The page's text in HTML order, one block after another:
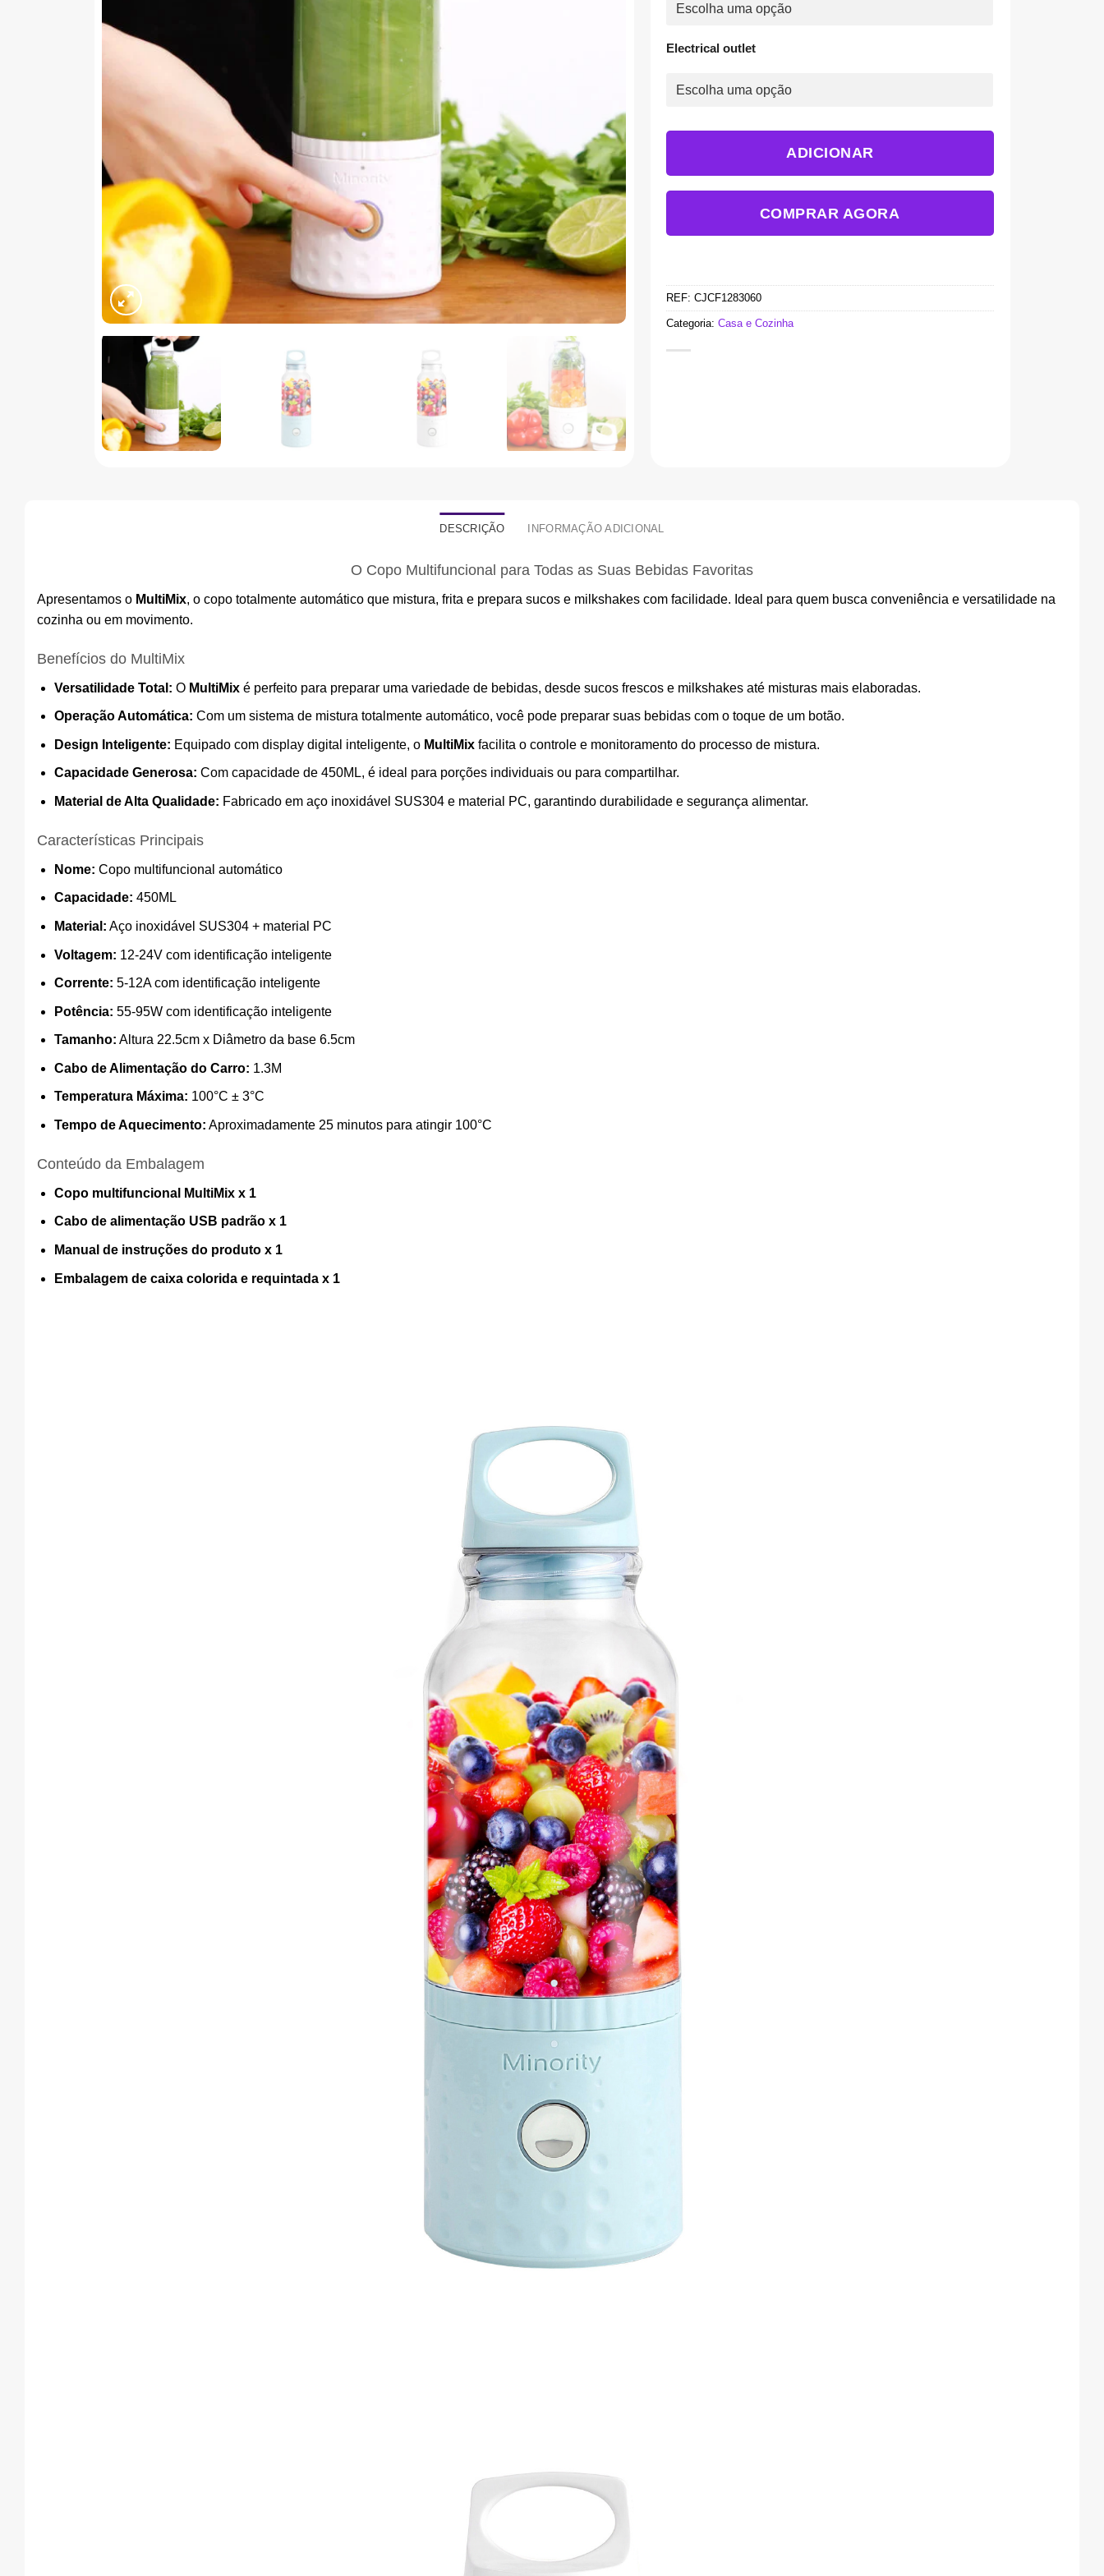
Electrical outlet
ADICIONAR
COMPRAR AGORA
REF:CJCF1283060
Categoria:Casa e Cozinha
DESCRIÇÃO INFORMAÇÃO ADICIONAL
O Copo Multifuncional para Todas as Suas Bebidas Favoritas
Apresentamos o MultiMix, o copo totalmente automático que mistura, frita e prepara sucos e milkshakes com facilidade. Ideal para quem busca conveniência e versatilidade na
cozinha ou em movimento.
Benefícios do MultiMix
Versatilidade Total: O MultiMixé perfeito para preparar uma variedade de bebidas, desde sucos frescos e milkshakes até misturas mais elaboradas.
Operação Automática: Com um sistema de mistura totalmente automático, você pode preparar suas bebidas com o toque de um botão.
Design Inteligente: Equipado com display digital inteligente, o MultiMixfacilita o controle e monitoramento do processo de mistura.
Capacidade Generosa: Com capacidade de 450ML, é ideal para porções individuais ou para compartilhar.
Material de Alta Qualidade: Fabricado em aço inoxidável SUS304 e material PC, garantindo durabilidade e segurança alimentar.
Características Principais
Nome: Copo multifuncional automático
Capacidade: 450ML
Material: Aço inoxidável SUS304 + material PC
Voltagem: 12-24V com identificação inteligente
Corrente: 5-12A com identificação inteligente
Potência: 55-95W com identificação inteligente
Tamanho: Altura 22.5cm x Diâmetro da base 6.5cm
Cabo de Alimentação do Carro: 1.3M
Temperatura Máxima: 100°C ± 3°C
Tempo de Aquecimento: Aproximadamente 25 minutos para atingir 100°C
Conteúdo da Embalagem
Copo multifuncional MultiMix x 1
Cabo de alimentação USB padrão x 1
Manual de instruções do produto x 1
Embalagem de caixa colorida e requintada x 1